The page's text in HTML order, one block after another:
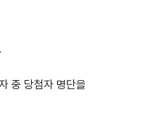
중 당첨자 명단을